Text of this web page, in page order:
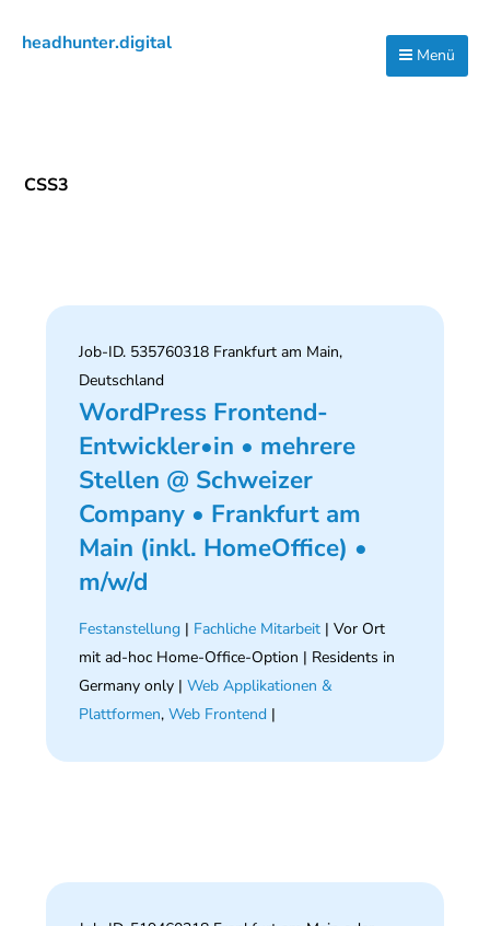
Hauptnavigation
Inhalt
Seitenspalte
headhunter.digital
Menü
CSS3
Job-ID. 535760318 Frankfurt am Main,
Deutschland
WordPress Frontend-
Entwickler•in • mehrere
Stellen @ Schweizer
Company • Frankfurt am
Main (inkl. HomeOffice) •
m/w/d
Festanstellung | Fachliche Mitarbeit | Vor Ort
mit ad-hoc Home-Office-Option | Residents in
Germany only |Web Applikationen &
Plattformen,Web Frontend |